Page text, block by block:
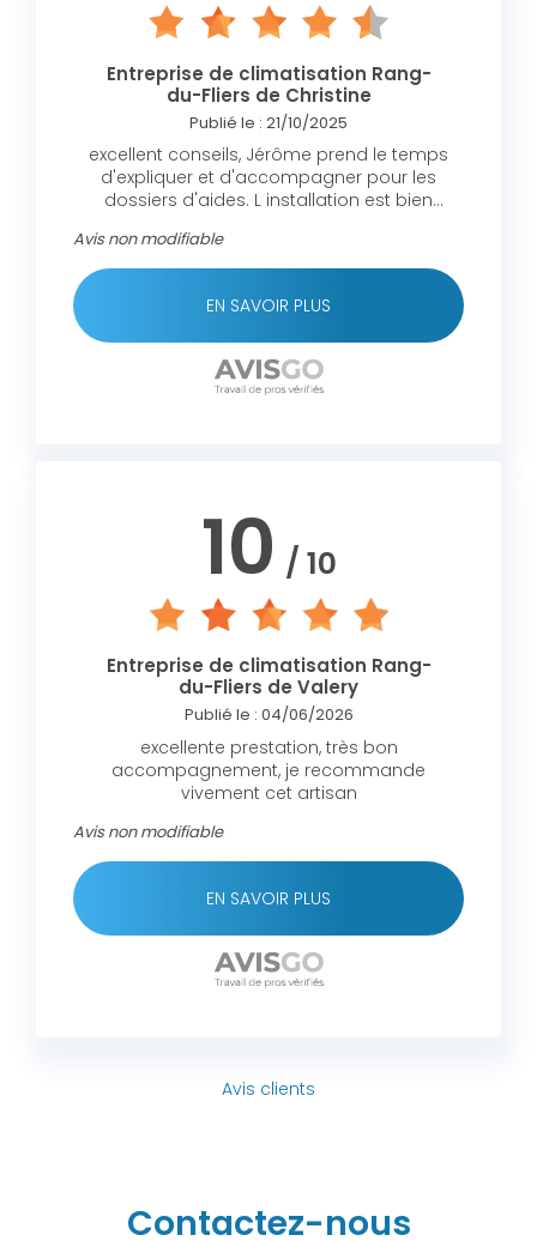
Entreprise de climatisation Rang-
du-Fliers de Christine
Publié le : 21/10/2025
excellent conseils, Jérôme prend le temps
d'expliquer et d'accompagner pour les
dossiers d'aides. L installation est bien
produit Thermor,avec le chauffage et l' eau
chaude. Je recommande vivement cette
Avis non modifiable
EN SAVOIR PLUS
10 / 10
Entreprise de climatisation Rang-
du-Fliers de Valery
Publié le : 04/06/2026
excellente prestation, très bon
accompagnement, je recommande
vivement cet artisan
Avis non modifiable
EN SAVOIR PLUS
Avis clients
Contactez-nous